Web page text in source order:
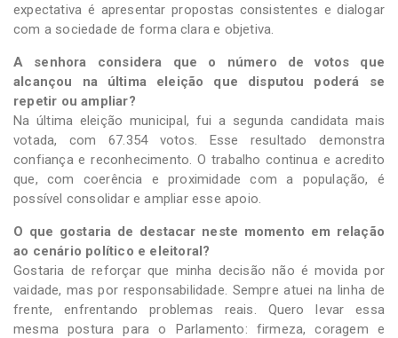
expectativa é apresentar propostas consistentes e dialogar
com a sociedade de forma clara e objetiva.
A senhora considera que o número de votos que
alcançou na última eleição que disputou poderá se
repetir ou ampliar?
Na última eleição municipal, fui a segunda candidata mais
votada, com 67.354 votos. Esse resultado demonstra
confiança e reconhecimento. O trabalho continua e acredito
que, com coerência e proximidade com a população, é
possível consolidar e ampliar esse apoio.
O que gostaria de destacar neste momento em relação
ao cenário político e eleitoral?
Gostaria de reforçar que minha decisão não é movida por
vaidade, mas por responsabilidade. Sempre atuei na linha de
frente, enfrentando problemas reais. Quero levar essa
mesma postura para o Parlamento: firmeza, coragem e